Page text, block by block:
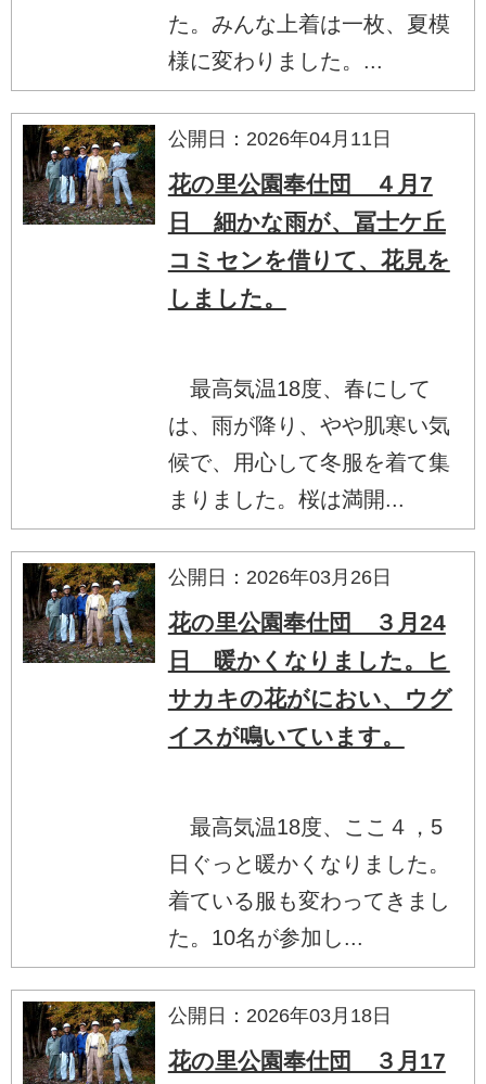
た。みんな上着は一枚、夏模
様に変わりました。...
公開日：2026年04月11日
花の里公園奉仕団 ４月7
日 細かな雨が、冨士ケ丘
コミセンを借りて、花見を
しました。
最高気温18度、春にして
は、雨が降り、やや肌寒い気
候で、用心して冬服を着て集
まりました。桜は満開...
公開日：2026年03月26日
花の里公園奉仕団 ３月24
日 暖かくなりました。ヒ
サカキの花がにおい、ウグ
イスが鳴いています。
最高気温18度、ここ４，5
日ぐっと暖かくなりました。
着ている服も変わってきまし
た。10名が参加し...
公開日：2026年03月18日
花の里公園奉仕団 ３月17